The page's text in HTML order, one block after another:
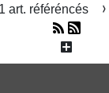
art. référéncés